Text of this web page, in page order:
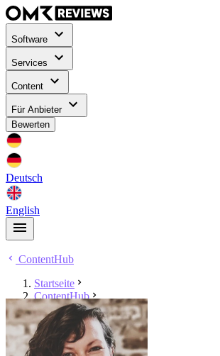
Software
Services
Content
Für Anbieter
Bewerten
Deutsch
English
ContentHub
Startseite
ContentHub
Josephin Kloecking